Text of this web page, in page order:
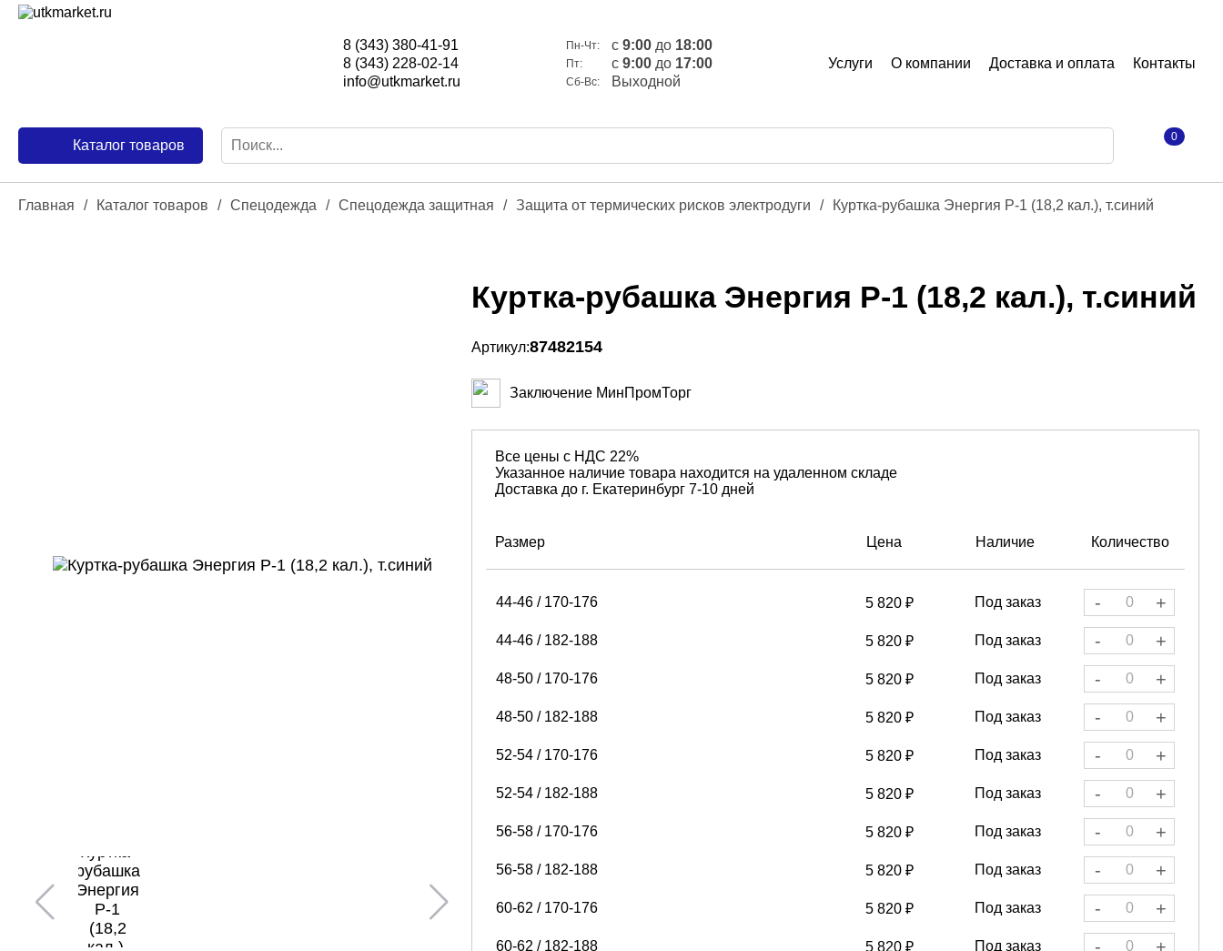
8 (343) 380-41-91
8 (343) 228-02-14
info@utkmarket.ru
Пн-Чт: c9:00 до 18:00
Пт: c9:00 до 17:00
Сб-Вс: Выходной
Услуги О компании Доставка и оплата Контакты
Каталог товаров
0
Главная / Каталог товаров / Спецодежда / Спецодежда защитная / Защита от термических рисков электродуги / Куртка-рубашка Энергия Р-1 (18,2 кал.), т.синий
Куртка-рубашка Энергия Р-1 (18,2 кал.), т.синий
Артикул:87482154
Заключение МинПромТорг
Все цены с НДС 22%
Указанное наличие товара находится на удаленном складе
Доставка до г. Екатеринбург 7-10 дней
Размер Цена Наличие Количество
44-46 / 170-176 5 820 ₽ Под заказ - +
44-46 / 182-188 5 820 ₽ Под заказ - +
48-50 / 170-176 5 820 ₽ Под заказ - +
48-50 / 182-188 5 820 ₽ Под заказ - +
52-54 / 170-176 5 820 ₽ Под заказ - +
52-54 / 182-188 5 820 ₽ Под заказ - +
56-58 / 170-176 5 820 ₽ Под заказ - +
56-58 / 182-188 5 820 ₽ Под заказ - +
60-62 / 170-176 5 820 ₽ Под заказ - +
60-62 / 182-188 5 820 ₽ Под заказ - +